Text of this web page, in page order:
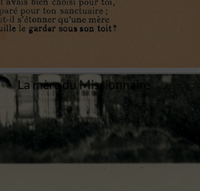
La mère du Missionnaire